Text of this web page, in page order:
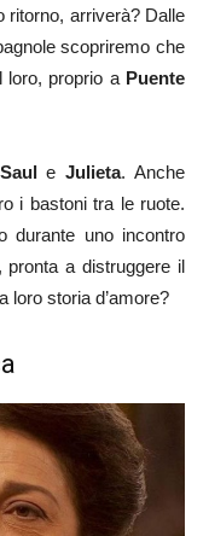
ritorno, arriverà? Dalle
scopriremo che
loro, proprio a Puente
Saul e Julieta. Anche
i bastoni tra le ruote.
durante uno incontro
a distruggere il
loro storia d’amore?